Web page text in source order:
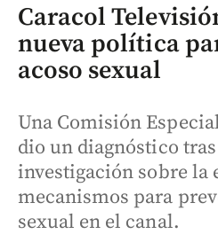
Caracol
nueva política
acoso sexual
Una Comisión
dio un diagnóstico
investigación sobre la
mecanismos para
sexual en el canal.